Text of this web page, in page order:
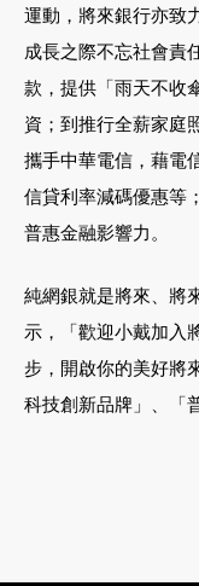
運動，將來銀行亦致
成長之際不忘社會責
款，提供「雨天不收
資；到推行全薪家庭
攜手中華電信，藉電
信貸利率減碼優惠等
普惠金融影響力。
純網銀就是將來、將
示，「歡迎小戴加入
步，開啟你的美好將
科技創新品牌」、「
02-8979-